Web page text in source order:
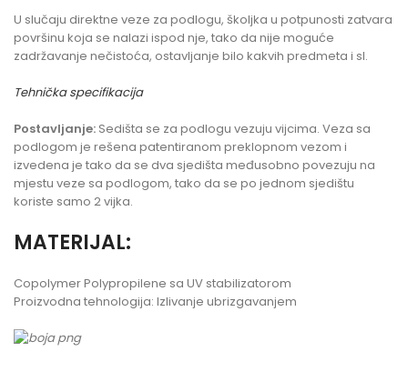
U slučaju direktne veze za podlogu, školjka u potpunosti zatvara
površinu koja se nalazi ispod nje, tako da nije moguće
zadržavanje nečistoća, ostavljanje bilo kakvih predmeta i sl.
Tehnička specifikacija
Postavljanje: Sedišta se za podlogu vezuju vijcima. Veza sa
podlogom je rešena patentiranom preklopnom vezom i
izvedena je tako da se dva sjedišta međusobno povezuju na
mjestu veze sa podlogom, tako da se po jednom sjedištu
koriste samo 2 vijka.
MATERIJAL:
Copolymer Polypropilene sa UV stabilizatorom
Proizvodna tehnologija: Izlivanje ubrizgavanjem